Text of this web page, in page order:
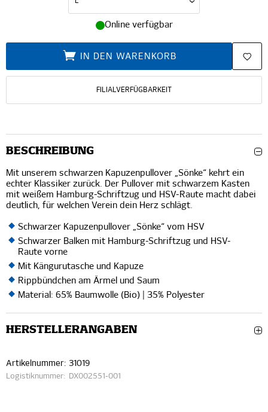
Online verfügbar
IN DEN WARENKORB
FILIALVERFÜGBARKEIT
BESCHREIBUNG
Mit unserem schwarzen Kapuzenpullover „Sönke“ kehrt ein
echter Klassiker zurück. Der Pullover mit schwarzem Kasten
mit weißem Hamburg-Schriftzug und HSV-Raute macht dabei
deutlich, für welchen Verein dein Herz schlägt.
Schwarzer Kapuzenpullover „Sönke“ vom HSV
Schwarzer Balken mit Hamburg-Schriftzug und HSV-
Raute vorne
Mit Kängurutasche und Kapuze
Rippbündchen am Ärmel und Saum
Material: 65% Baumwolle (Bio) | 35% Polyester
HERSTELLERANGABEN
Artikelnummer: 31019
Logistiknummer: DX002551-001